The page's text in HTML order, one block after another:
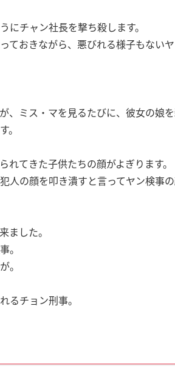
にチャン社長を撃ち殺します。
ておきながら、悪びれる様子もない
、ミス・マを見るたびに、彼女の娘
。
てきた子供たちの顔がよぎります。
人の顔を叩き潰すと言ってヤン検事
ました。
。
。
るチョン刑事。